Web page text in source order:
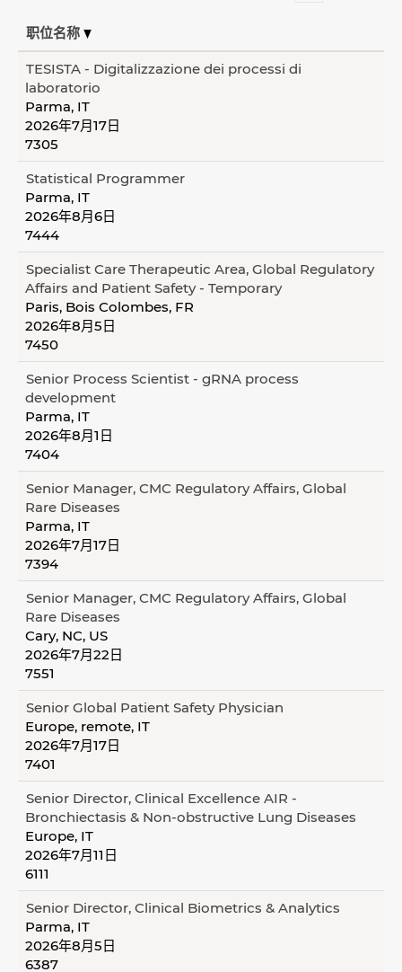
职位名称
TESISTA - Digitalizzazione dei processi di
laboratorio
Parma, IT
2026年7月17日
7305
Statistical Programmer
Parma, IT
2026年8月6日
7444
Specialist Care Therapeutic Area, Global Regulatory
Affairs and Patient Safety - Temporary
Paris, Bois Colombes, FR
2026年8月5日
7450
Senior Process Scientist - gRNA process
development
Parma, IT
2026年8月1日
7404
Senior Manager, CMC Regulatory Affairs, Global
Rare Diseases
Parma, IT
2026年7月17日
7394
Senior Manager, CMC Regulatory Affairs, Global
Rare Diseases
Cary, NC, US
2026年7月22日
7551
Senior Global Patient Safety Physician
Europe, remote, IT
2026年7月17日
7401
Senior Director, Clinical Excellence AIR -
Bronchiectasis & Non-obstructive Lung Diseases
Europe, IT
2026年7月11日
6111
Senior Director, Clinical Biometrics & Analytics
Parma, IT
2026年8月5日
6387